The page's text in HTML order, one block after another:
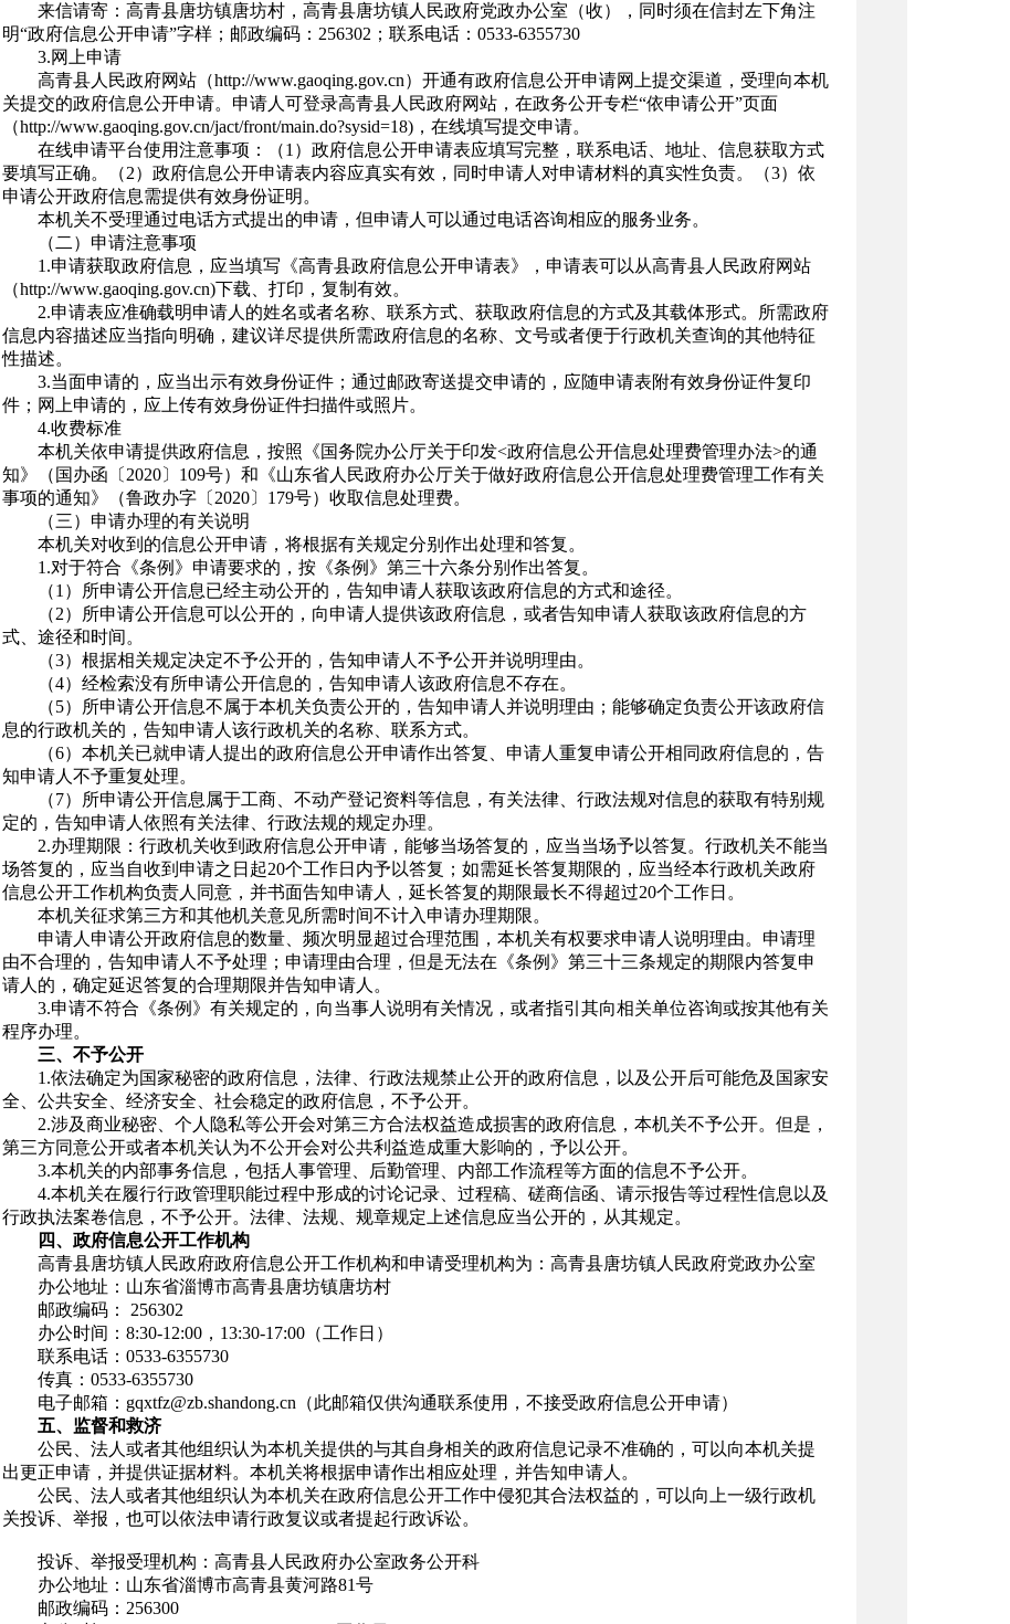
来信请寄：高青县唐坊镇唐坊村，高青县唐坊镇人民政府党政办公室（收），同时须在信封左下角注
明“政府信息公开申请”字样；邮政编码：256302；联系电话：0533-6355730
3.网上申请
高青县人民政府网站（http://www.gaoqing.gov.cn）开通有政府信息公开申请网上提交渠道，受理向本机
关提交的政府信息公开申请。申请人可登录高青县人民政府网站，在政务公开专栏“依申请公开”页面
（http://www.gaoqing.gov.cn/jact/front/main.do?sysid=18)，在线填写提交申请。
在线申请平台使用注意事项：（1）政府信息公开申请表应填写完整，联系电话、地址、信息获取方式
要填写正确。（2）政府信息公开申请表内容应真实有效，同时申请人对申请材料的真实性负责。（3）依
申请公开政府信息需提供有效身份证明。
本机关不受理通过电话方式提出的申请，但申请人可以通过电话咨询相应的服务业务。
（二）申请注意事项
1.申请获取政府信息，应当填写《高青县政府信息公开申请表》，申请表可以从高青县人民政府网站
（http://www.gaoqing.gov.cn)下载、打印，复制有效。
2.申请表应准确载明申请人的姓名或者名称、联系方式、获取政府信息的方式及其载体形式。所需政府
信息内容描述应当指向明确，建议详尽提供所需政府信息的名称、文号或者便于行政机关查询的其他特征
性描述。
3.当面申请的，应当出示有效身份证件；通过邮政寄送提交申请的，应随申请表附有效身份证件复印
件；网上申请的，应上传有效身份证件扫描件或照片。
4.收费标准
本机关依申请提供政府信息，按照《国务院办公厅关于印发<政府信息公开信息处理费管理办法>的通
知》（国办函〔2020〕109号）和《山东省人民政府办公厅关于做好政府信息公开信息处理费管理工作有关
事项的通知》（鲁政办字〔2020〕179号）收取信息处理费。
（三）申请办理的有关说明
本机关对收到的信息公开申请，将根据有关规定分别作出处理和答复。
1.对于符合《条例》申请要求的，按《条例》第三十六条分别作出答复。
（1）所申请公开信息已经主动公开的，告知申请人获取该政府信息的方式和途径。
（2）所申请公开信息可以公开的，向申请人提供该政府信息，或者告知申请人获取该政府信息的方
式、途径和时间。
（3）根据相关规定决定不予公开的，告知申请人不予公开并说明理由。
（4）经检索没有所申请公开信息的，告知申请人该政府信息不存在。
（5）所申请公开信息不属于本机关负责公开的，告知申请人并说明理由；能够确定负责公开该政府信
息的行政机关的，告知申请人该行政机关的名称、联系方式。
（6）本机关已就申请人提出的政府信息公开申请作出答复、申请人重复申请公开相同政府信息的，告
知申请人不予重复处理。
（7）所申请公开信息属于工商、不动产登记资料等信息，有关法律、行政法规对信息的获取有特别规
定的，告知申请人依照有关法律、行政法规的规定办理。
2.办理期限：行政机关收到政府信息公开申请，能够当场答复的，应当当场予以答复。行政机关不能当
场答复的，应当自收到申请之日起20个工作日内予以答复；如需延长答复期限的，应当经本行政机关政府
信息公开工作机构负责人同意，并书面告知申请人，延长答复的期限最长不得超过20个工作日。
本机关征求第三方和其他机关意见所需时间不计入申请办理期限。
申请人申请公开政府信息的数量、频次明显超过合理范围，本机关有权要求申请人说明理由。申请理
由不合理的，告知申请人不予处理；申请理由合理，但是无法在《条例》第三十三条规定的期限内答复申
请人的，确定延迟答复的合理期限并告知申请人。
3.申请不符合《条例》有关规定的，向当事人说明有关情况，或者指引其向相关单位咨询或按其他有关
程序办理。
三、不予公开
1.依法确定为国家秘密的政府信息，法律、行政法规禁止公开的政府信息，以及公开后可能危及国家安
全、公共安全、经济安全、社会稳定的政府信息，不予公开。
2.涉及商业秘密、个人隐私等公开会对第三方合法权益造成损害的政府信息，本机关不予公开。但是，
第三方同意公开或者本机关认为不公开会对公共利益造成重大影响的，予以公开。
3.本机关的内部事务信息，包括人事管理、后勤管理、内部工作流程等方面的信息不予公开。
4.本机关在履行行政管理职能过程中形成的讨论记录、过程稿、磋商信函、请示报告等过程性信息以及
行政执法案卷信息，不予公开。法律、法规、规章规定上述信息应当公开的，从其规定。
四、政府信息公开工作机构
高青县唐坊镇人民政府政府信息公开工作机构和申请受理机构为：高青县唐坊镇人民政府党政办公室
办公地址：山东省淄博市高青县唐坊镇唐坊村
邮政编码： 256302
办公时间：8:30-12:00，13:30-17:00（工作日）
联系电话：0533-6355730
传真：0533-6355730
电子邮箱：gqxtfz@zb.shandong.cn（此邮箱仅供沟通联系使用，不接受政府信息公开申请）
五、监督和救济
公民、法人或者其他组织认为本机关提供的与其自身相关的政府信息记录不准确的，可以向本机关提
出更正申请，并提供证据材料。本机关将根据申请作出相应处理，并告知申请人。
公民、法人或者其他组织认为本机关在政府信息公开工作中侵犯其合法权益的，可以向上一级行政机
关投诉、举报，也可以依法申请行政复议或者提起行政诉讼。
投诉、举报受理机构：高青县人民政府办公室政务公开科
办公地址：山东省淄博市高青县黄河路81号
邮政编码：256300